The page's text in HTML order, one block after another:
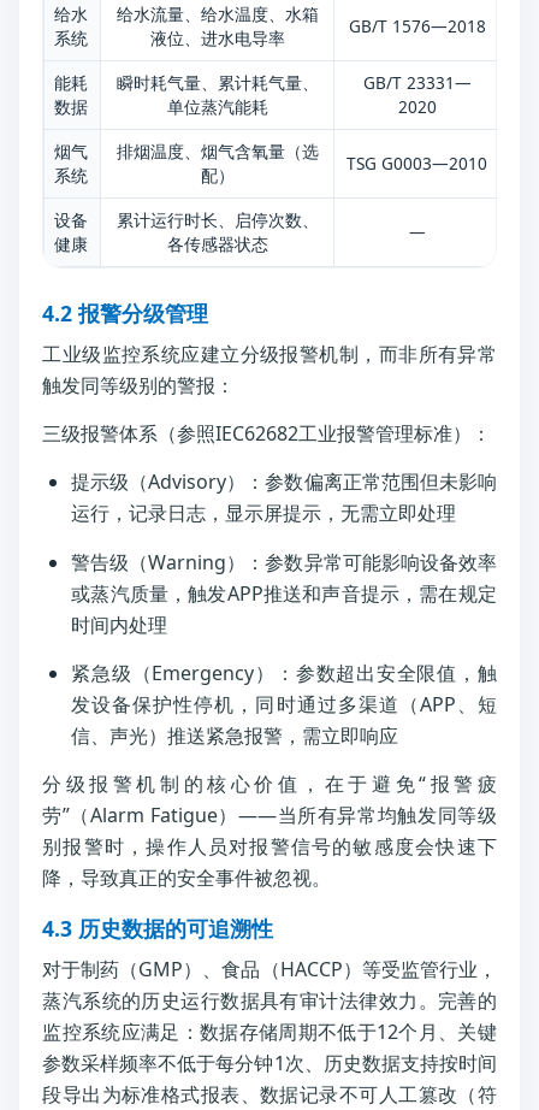
给水
系统
给水流量、给水温度、水箱
液位、进水电导率
GB/T 1576—2018
能耗
数据
瞬时耗气量、累计耗气量、
单位蒸汽能耗
GB/T 23331—
2020
烟气
系统
排烟温度、烟气含氧量（选
配）
TSG G0003—2010
设备
健康
累计运行时长、启停次数、
各传感器状态
—
4.2 报警分级管理
工业级监控系统应建立分级报警机制，而非所有异常
触发同等级别的警报：
三级报警体系（参照IEC62682工业报警管理标准）：
提示级（Advisory）：参数偏离正常范围但未影响
运行，记录日志，显示屏提示，无需立即处理
警告级（Warning）：参数异常可能影响设备效率
或蒸汽质量，触发APP推送和声音提示，需在规定
时间内处理
紧急级（Emergency）：参数超出安全限值，触
发设备保护性停机，同时通过多渠道（APP、短
信、声光）推送紧急报警，需立即响应
分级报警机制的核心价值，在于避免“报警疲
劳”（Alarm Fatigue）——当所有异常均触发同等级
别报警时，操作人员对报警信号的敏感度会快速下
降，导致真正的安全事件被忽视。
4.3 历史数据的可追溯性
对于制药（GMP）、食品（HACCP）等受监管行业，
蒸汽系统的历史运行数据具有审计法律效力。完善的
监控系统应满足：数据存储周期不低于12个月、关键
参数采样频率不低于每分钟1次、历史数据支持按时间
段导出为标准格式报表、数据记录不可人工篡改（符